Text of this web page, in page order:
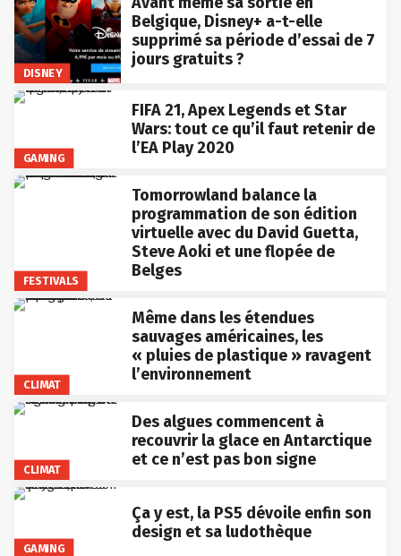
DISNEY
Belgique, Disney+ a-t-elle
supprimé sa période d’essai de 7
jours gratuits ?
GAMING
FIFA 21, Apex Legends et Star
Wars: tout ce qu’il faut retenir de
l’EA Play 2020
FESTIVALS
Tomorrowland balance la
programmation de son édition
virtuelle avec du David Guetta,
Steve Aoki et une flopée de
Belges
CLIMAT
Même dans les étendues
sauvages américaines, les
« pluies de plastique » ravagent
l’environnement
CLIMAT
Des algues commencent à
recouvrir la glace en Antarctique
et ce n’est pas bon signe
GAMING
Ça y est, la PS5 dévoile enfin son
design et sa ludothèque